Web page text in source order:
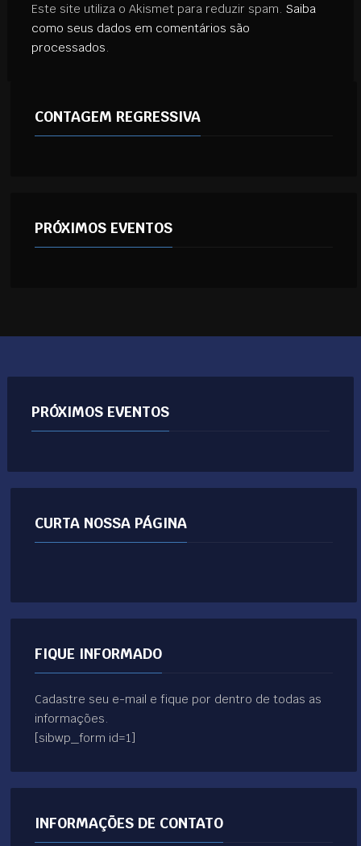
Este site utiliza o Akismet para reduzir spam. Saiba
como seus dados em comentários são
processados.
CONTAGEM REGRESSIVA
PRÓXIMOS EVENTOS
PRÓXIMOS EVENTOS
CURTA NOSSA PÁGINA
FIQUE INFORMADO
Cadastre seu e-mail e fique por dentro de todas as
informações.
[sibwp_form id=1]
INFORMAÇÕES DE CONTATO